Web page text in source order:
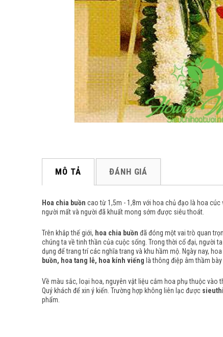
MÔ TẢ ĐÁNH GIÁ
Hoa chia buồn cao từ 1,5m - 1,8m với hoa chủ đạo là hoa
người mất và người đã khuất mong sớm được siêu thoát.
Trên khắp thế giới, hoa chia buồn đã đóng một vai trò quan
chúng ta về tinh thần của cuộc sống. Trong thời cổ đại, người
dụng để trang trí các nghĩa trang và khu hầm mộ. Ngày nay,
buồn, hoa tang lễ, hoa kính viếng là thông điệp âm thầm
Về màu sắc, loại hoa, nguyên vật liệu cắm hoa phụ thuộc
Quý khách để xin ý kiến. Trường hợp không liên lạc được
phẩm.